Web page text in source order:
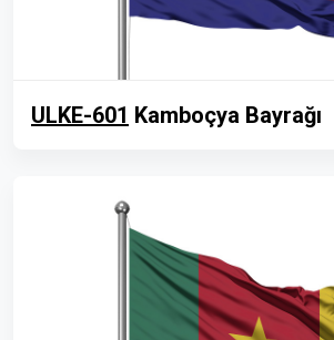
ULKE-601 Kamboçya Bayrağı